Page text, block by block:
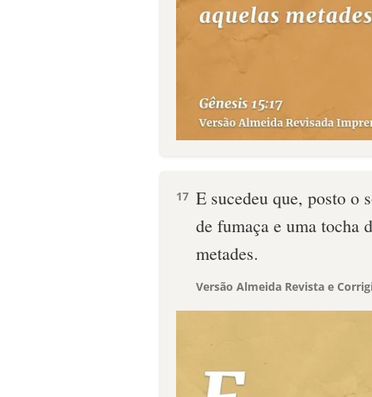
17 E sucedeu que, posto o
de fumaça e uma tocha
metades.
Versão Almeida Revista e